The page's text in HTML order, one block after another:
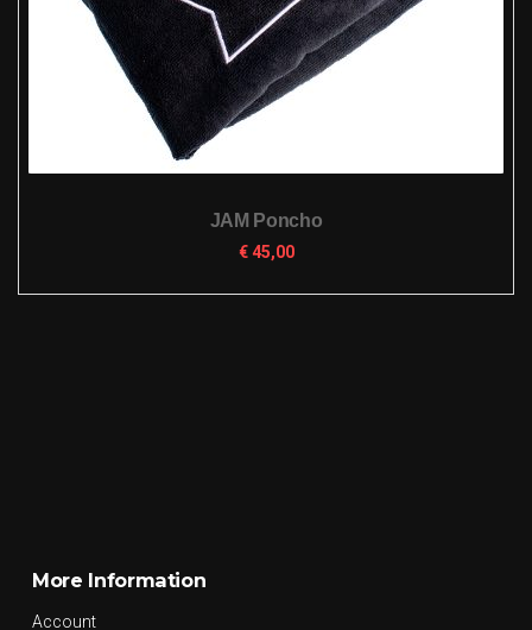
JAM Poncho
€45,00
More Information
Account